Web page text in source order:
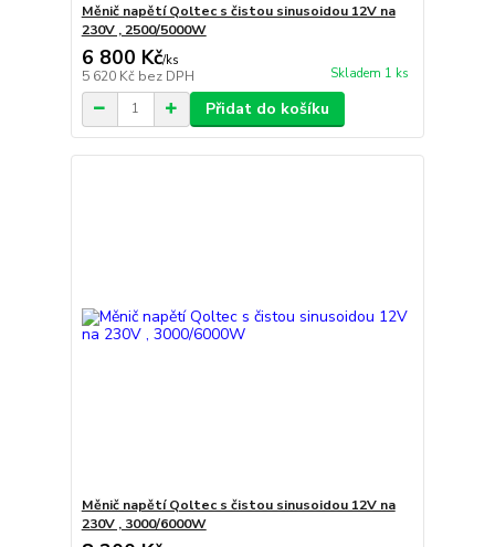
Měnič napětí Qoltec s čistou sinusoidou 12V na
230V , 2500/5000W
6 800 Kč/ks
5 620 Kč bez DPH Skladem 1 ks
Přidat do košíku
Měnič napětí Qoltec s čistou sinusoidou 12V na
230V , 3000/6000W